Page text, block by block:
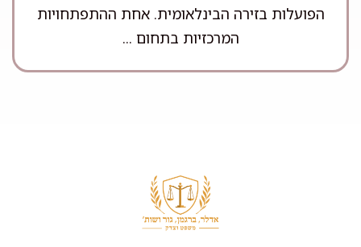
הפועלות בזירה הבינלאומית. אחת ההתפתחויות
המרכזיות בתחום ...